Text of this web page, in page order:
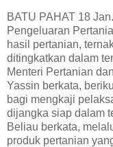
BATU PAHAT 18
Pengeluaran
hasil pertanian,
ditingkatkan dalam
Menteri Pertanian
Yassin berkata,
bagi mengkaji
dijangka siap dalam
Beliau berkata,
produk pertanian